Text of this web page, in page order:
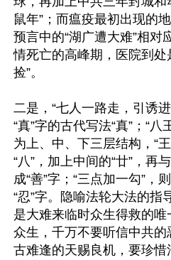
鼠年”；而瘟疫最初出现的
预言中的“湖广遭大难”相对
情死亡的高峰期，医院到处
捡”。
二是，“七人一路走，引诱
“真”字的古代写法“真”；“
为上、中、下三层结构，“
“八”，加上中间的“廿”，再
成“善”字；“三点加一勾”，
“忍”字。隐喻法轮大法的指
是大难来临时众生得救的
众生，千万不要听信中共
古难逢的天赐良机，要珍